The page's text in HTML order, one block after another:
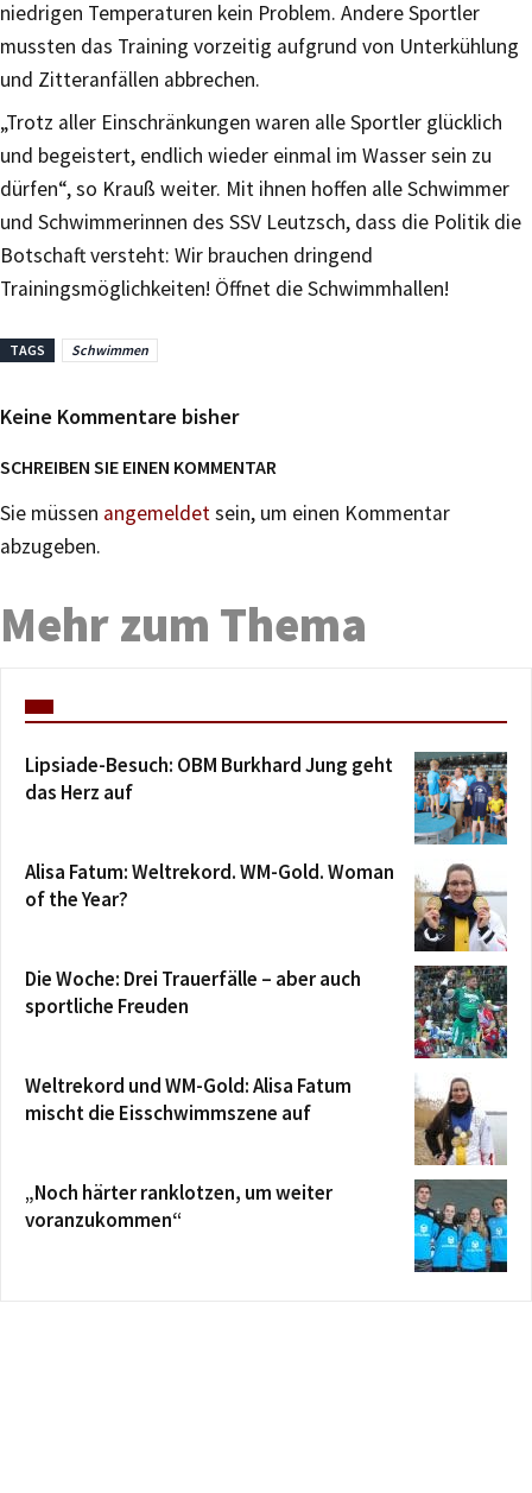
niedrigen Temperaturen kein Problem. Andere Sportler
mussten das Training vorzeitig aufgrund von Unterkühlung
und Zitteranfällen abbrechen.
„Trotz aller Einschränkungen waren alle Sportler glücklich
und begeistert, endlich wieder einmal im Wasser sein zu
dürfen“, so Krauß weiter. Mit ihnen hoffen alle Schwimmer
und Schwimmerinnen des SSV Leutzsch, dass die Politik die
Botschaft versteht: Wir brauchen dringend
Trainingsmöglichkeiten! Öffnet die Schwimmhallen!
TAGS Schwimmen
Keine Kommentare bisher
SCHREIBEN SIE EINEN KOMMENTAR
Sie müssen angemeldetsein, um einen Kommentar
abzugeben.
Mehr zum Thema
Lipsiade-Besuch: OBM Burkhard Jung geht
das Herz auf
Alisa Fatum: Weltrekord. WM-Gold. Woman
of the Year?
Die Woche: Drei Trauerfälle – aber auch
sportliche Freuden
Weltrekord und WM-Gold: Alisa Fatum
mischt die Eisschwimmszene auf
„Noch härter ranklotzen, um weiter
voranzukommen“